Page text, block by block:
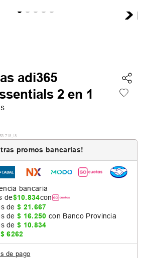
adi365
2 en 1
53.718 ,18
promos bancarias!
bancaria
de$10.834con
de$ 21.667
de$ 16.250 con Banco Provincia
de$ 10.834
$ 6262
de pago